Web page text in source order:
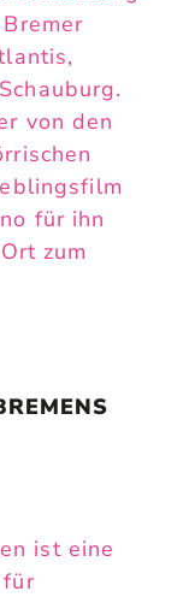
von den
für ihn
zum
ist eine